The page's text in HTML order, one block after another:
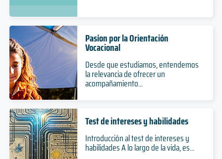
Pasíon por la Orientación
Vocacional
Desde que estudiamos, entendemos
la relevancia de ofrecer un
acompañamiento...
Test de intereses y habilidades
Introducción al test de intereses y
habilidades A lo largo de la vida, es...